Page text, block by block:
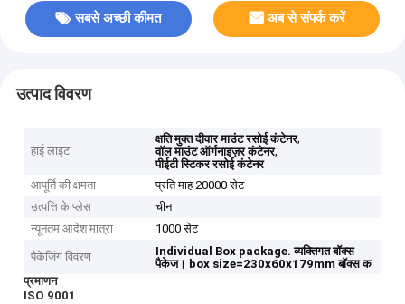
सबसे अच्छी कीमत अब से संपर्क करें
उत्पाद विवरण
हाई लाइट
क्षति मुक्त दीवार माउंट रसोई कंटेनर,
वॉल माउंट ऑर्गनाइज़र कंटेनर,
पीईटी स्टिकर रसोई कंटेनर
आपूर्ति की क्षमता
प्रति माह 20000 सेट
उत्पत्ति के प्लेस
चीन
न्यूनतम आदेश मात्रा
1000 सेट
पैकेजिंग विवरण Individual Box package. व्यक्तिगत बॉक्स
पैकेज। box size=230x60x179mm बॉक्स क
प्रमाणन
ISO 9001